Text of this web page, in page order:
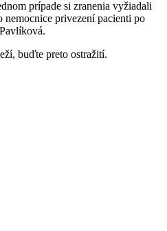
prípade si zranenia vyžiadali
privezení pacienti po
buďte preto ostražití.